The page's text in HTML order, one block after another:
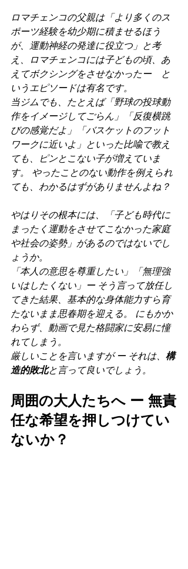
ロマチェンコの父親は「より多くのス
ポーツ経験を幼少期に積ませるほう
が、運動神経の発達に役立つ」と考
え、ロマチェンコには子どもの頃、あ
えてボクシングをさせなかったー　と
いうエピソードは有名です。
当ジムでも、たとえば「野球の投球動
作をイメージしてごらん」「反復横跳
びの感覚だよ」「バスケットのフット
ワークに近いよ」といった比喩で教え
ても、ピンとこない子が増えていま
す。 やったことのない動作を例えられ
ても、わかるはずがありませんよね？
やはりその根本には、「子ども時代に
まったく運動をさせてこなかった家庭
や社会の姿勢」があるのではないでし
ょうか。
「本人の意思を尊重したい」「無理強
いはしたくない」ー そう言って放任し
てきた結果、基本的な身体能力すら育
たないまま思春期を迎える。 にもかか
わらず、動画で見た格闘家に安易に憧
れてしまう。
厳しいことを言いますが ー それは、 構
造的敗北と言って良いでしょう。
周囲の大人たちへ ー 無責
任な希望を押しつけてい
ないか？